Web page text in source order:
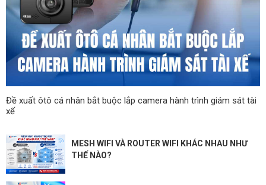
Đề xuất ôtô cá nhân bắt buộc lắp camera hành trình giám sát tài
xế
MESH WIFI VÀ ROUTER WIFI KHÁC NHAU NHƯ
THẾ NÀO?